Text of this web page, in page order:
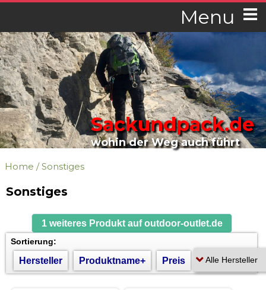
Menu
Sackundpack.de
wohin der Weg auch führt
Home /Sonstiges
Sonstiges
1 weiteres Produkt auf outdoor-outlet.de
Sortierung:
Hersteller Produktname+ Preis